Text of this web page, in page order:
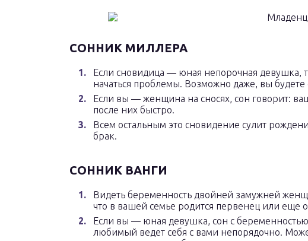
СОННИК МИЛЛЕРА
Если сновидица — юная непорочная девушка,
начаться проблемы. Возможно даже, вы
Если вы — женщина на сносях, сон говорит:
после них быстро.
Всем остальным это сновидение сулит
брак.
СОННИК ВАНГИ
Видеть беременность двойней замужней
что в вашей семье родится первенец или еще
Если вы — юная девушка, сон с
любимый ведет себя с вами непорядочно.